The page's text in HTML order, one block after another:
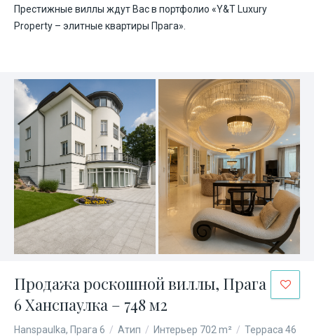
Престижные виллы ждут Вас в портфолио «Y&T Luxury
Property – элитные квартиры Прага»
Продажа роскошной виллы, Прага
6 Ханспаулка – 748 м2
Hanspaulka, Прага 6 / Атип / Интерьер 702 m² / Терраса 46